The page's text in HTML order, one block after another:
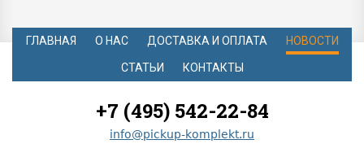
ГЛАВНАЯ О НАС ДОСТАВКА И ОПЛАТА НОВОСТИ
СТАТЬИ КОНТАКТЫ
+7 (495) 542-22-84
info@pickup-komplekt.ru